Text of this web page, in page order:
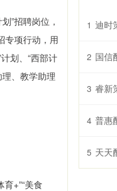
”招聘岗位，
专项行动，用
划、“西部计
、教学助理
+”“美食
1 迪时
2 国信配
3 睿新策略
4 普惠配
5 天天配资